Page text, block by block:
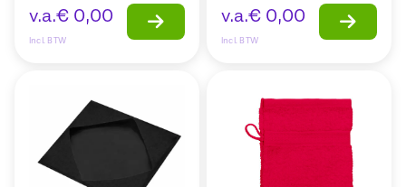
v.a.€ 0,00
Incl. BTW
v.a.€ 0,00
Incl. BTW